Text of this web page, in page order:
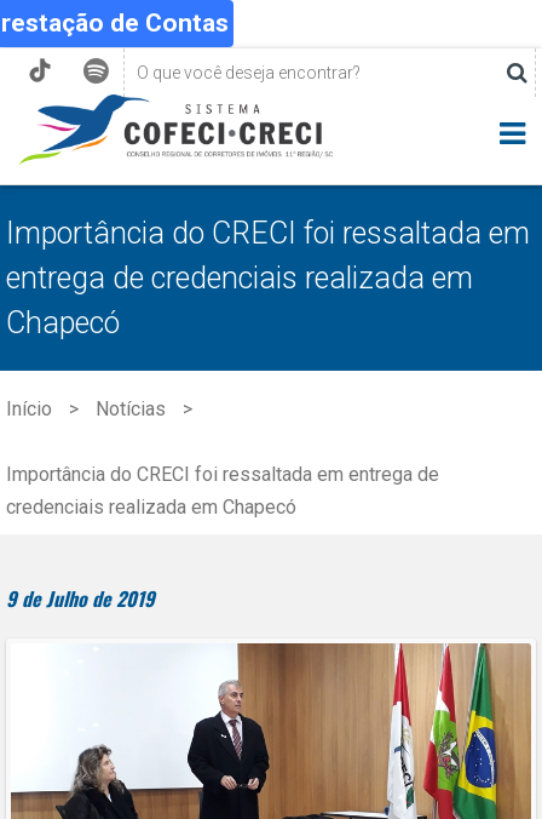
de Contas
Importância do CRECI foi ressaltada em
entrega de credenciais realizada em
Chapecó
Início Notícias
Importância do CRECI foi ressaltada em entrega de
credenciais realizada em Chapecó
9 de Julho de 2019